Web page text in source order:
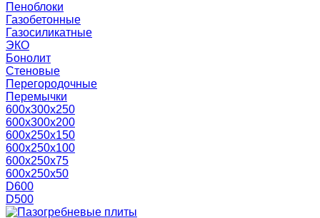
Пеноблоки
Газобетонные
Газосиликатные
ЭКО
Бонолит
Стеновые
Перегородочные
Перемычки
600х300х250
600х300х200
600х250х150
600х250х100
600х250х75
600х250х50
D600
D500